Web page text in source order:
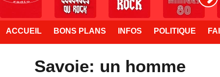
ACCUEIL BONS PLANS INFOS POLITIQUE
Savoie: un homme